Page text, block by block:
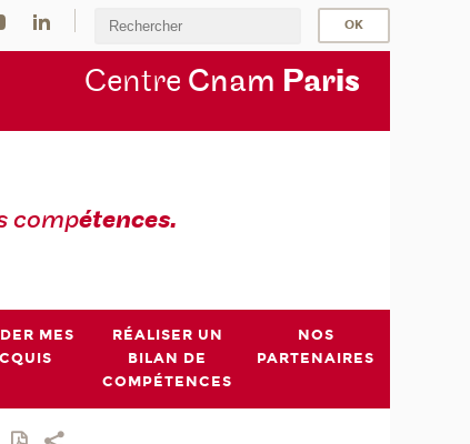
Centre Cnam Paris
compétences.
MES
RÉALISER UN
BILAN DE
COMPÉTENCES
NOS
PARTENAIRES